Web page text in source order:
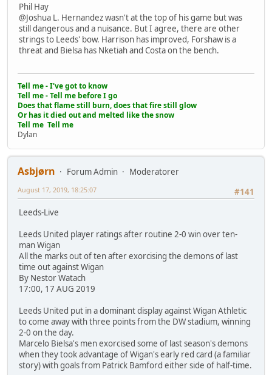
Phil Hay
@Joshua L. Hernandez wasn't at the top of his game but was
still dangerous and a nuisance. But I agree, there are other
strings to Leeds' bow. Harrison has improved, Forshaw is a
threat and Bielsa has Nketiah and Costa on the bench.
Tell me - I've got to know
Tell me - Tell me before I go
Does that flame still burn, does that fire still glow
Or has it died out and melted like the snow
Tell me Tell me
Dylan
Asbjørn Forum Admin
Moderatorer
#141
August 17, 2019, 18:25:07
Leeds-Live
Leeds United player ratings after routine 2-0 win over ten-
man Wigan
All the marks out of ten after exorcising the demons of last
time out against Wigan
By Nestor Watach
17:00, 17 AUG 2019
Leeds United put in a dominant display against Wigan Athletic
to come away with three points from the DW stadium, winning
2-0 on the day.
Marcelo Bielsa's men exorcised some of last season's demons
when they took advantage of Wigan's early red card (a familiar
story) with goals from Patrick Bamford either side of half-time.